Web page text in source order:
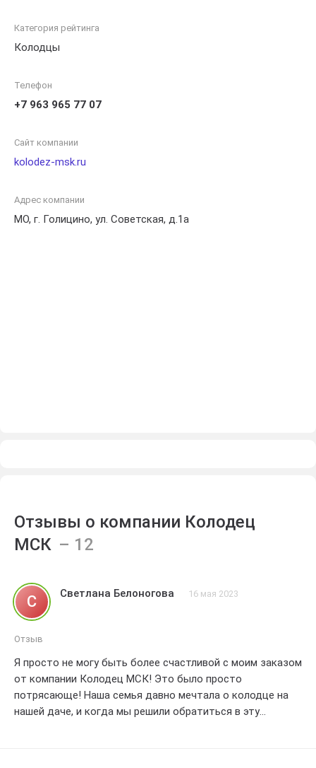
Колодец МСК обеспечивает высокое качество работ
использованию современного оборудования.
ремонт старого или профилактическое обслуживание,
Колодец МСК готов предложить надежные и
водоснабжения.
Категория рейтинга
Колодцы
Телефон
+7 963 965 77 07
Сайт компании
kolodez-msk.ru
Адрес компании
МО, г. Голицино, ул. Советская, д.1а
Отзывы о компании Колодец
МСК
С Светлана Белоногова 16 мая 2023
Отзыв
Я просто не могу быть более счастливой с моим заказом
от компании Колодец МСК! Это было просто
потрясающе! Наша семья давно мечтала о колодце на
нашей даче, и когда мы решили обратиться в эту